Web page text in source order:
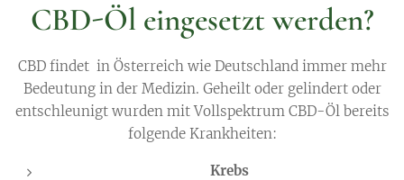
CBD-Öl eingesetzt werden?
CBD findet in Österreich wie Deutschland immer mehr
Bedeutung in der Medizin. Geheilt oder gelindert oder
entschleunigt wurden mit Vollspektrum CBD-Öl bereits
folgende Krankheiten:
Krebs